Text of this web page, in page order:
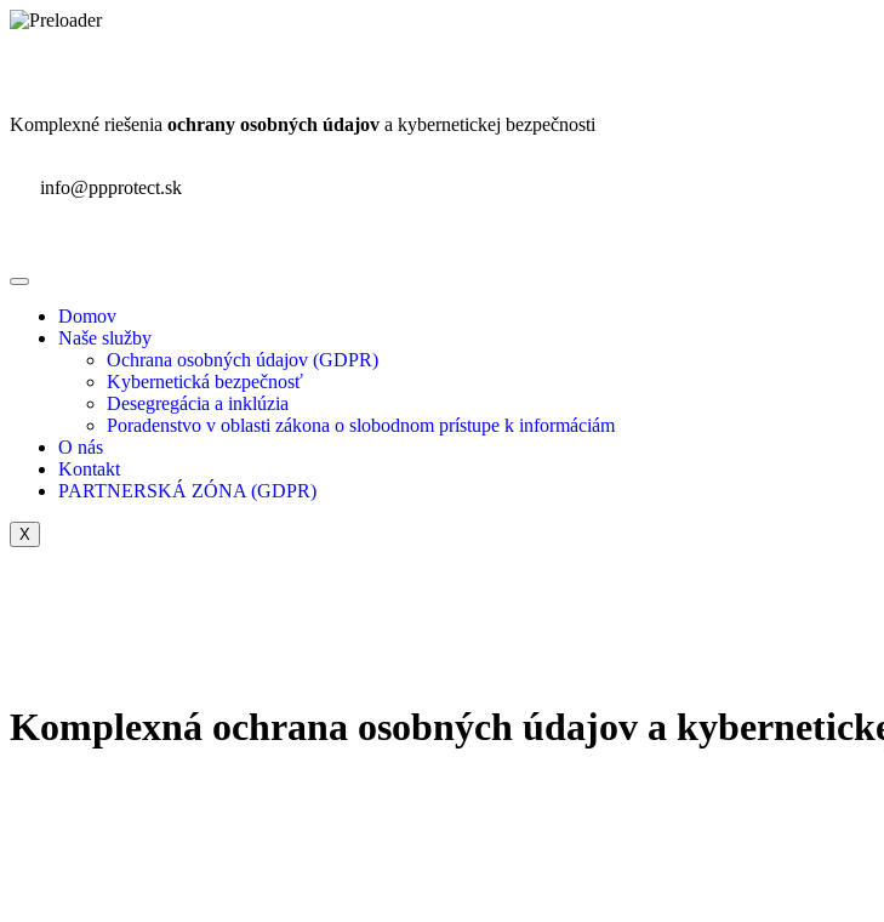
Komplexné riešenia ochrany osobných údajov a kybernetickej bezpečnosti
info@ppprotect.sk
Domov
Naše služby
Ochrana osobných údajov (GDPR)
Kybernetická bezpečnosť
Desegregácia a inklúzia
Poradenstvo v oblasti zákona o slobodnom prístupe k informáciám
O nás
Kontakt
PARTNERSKÁ ZÓNA (GDPR)
X
Komplexná ochrana osobných údajov a